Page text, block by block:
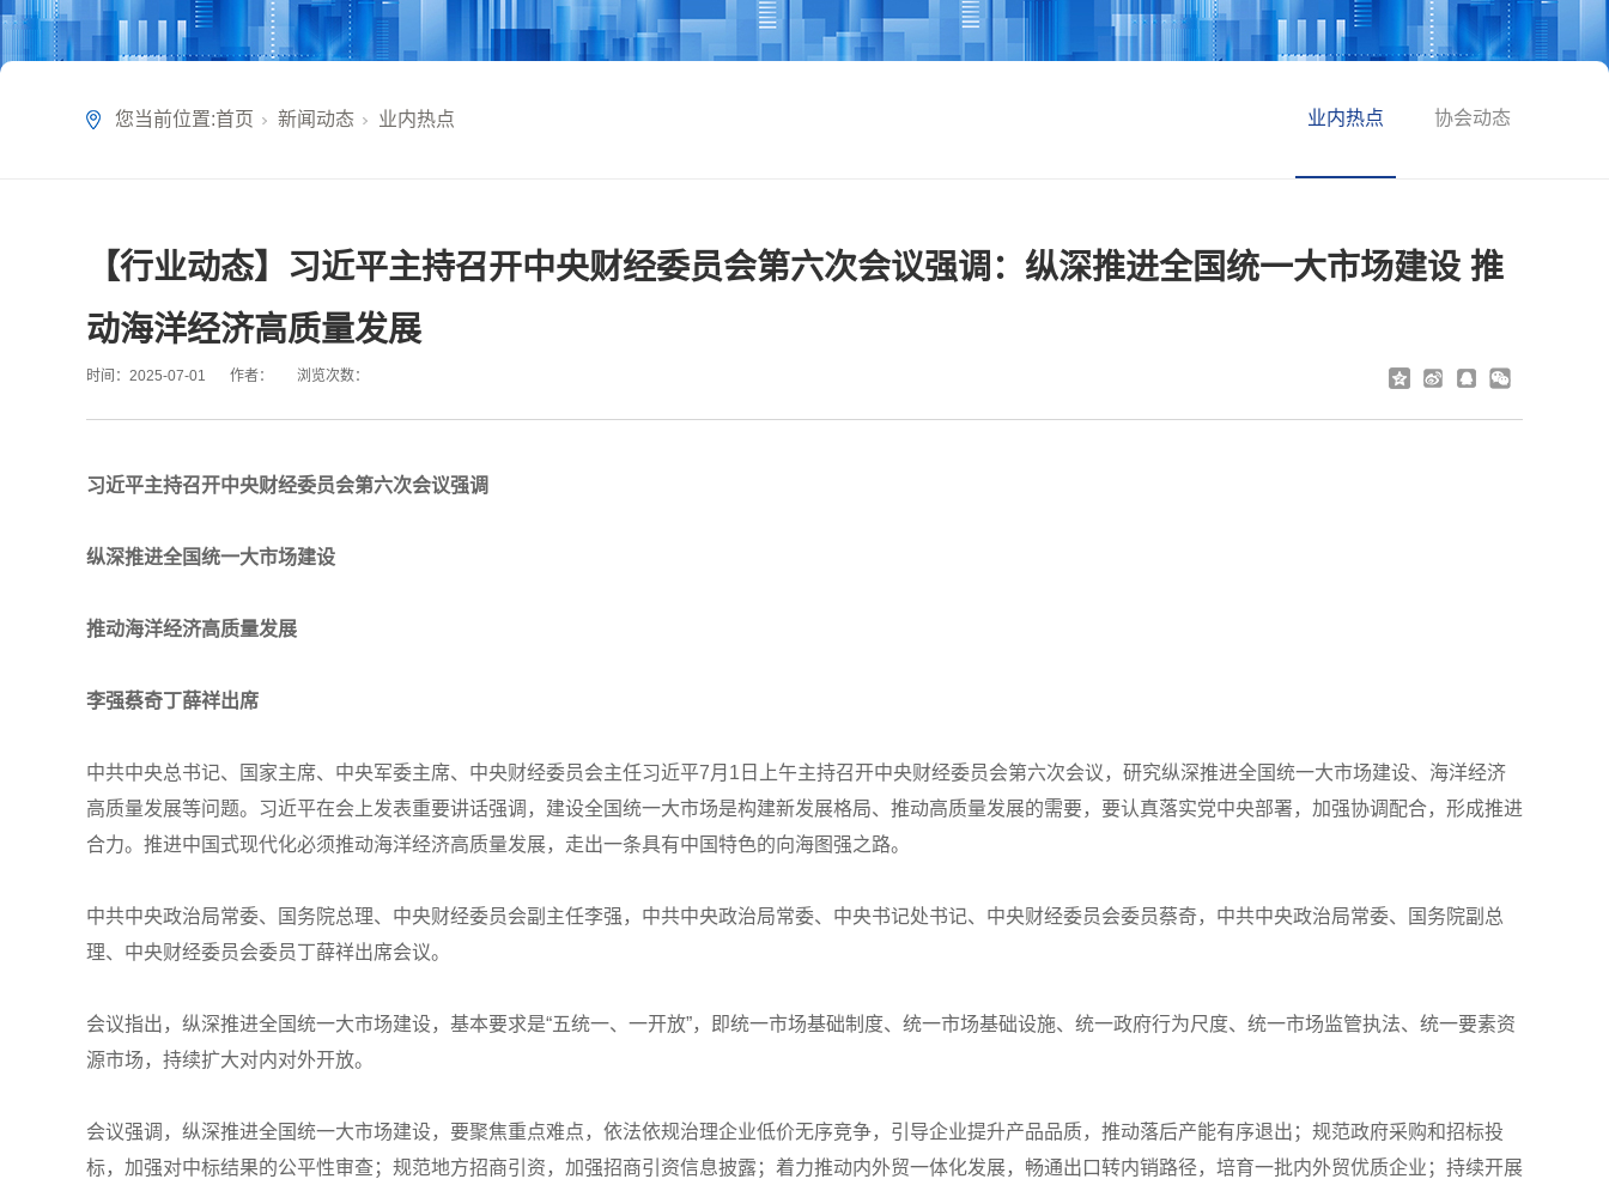
您当前位置:首页 新闻动态 业内热点 业内热点 协会动态
【行业动态】习近平主持召开中央财经委员会第六次会议强调：纵深推进全国统一大市场建设 推
动海洋经济高质量发展
时间： 2025-07-01 作者： 浏览次数：
习近平主持召开中央财经委员会第六次会议强调
纵深推进全国统一大市场建设
推动海洋经济高质量发展
李强蔡奇丁薛祥出席
中共中央总书记、国家主席、中央军委主席、中央财经委员会主任习近平7月1日上午主持召开中央财经委员会第六次会议，研究纵深推进全国统一大市场建设、海洋经济
高质量发展等问题。习近平在会上发表重要讲话强调，建设全国统一大市场是构建新发展格局、推动高质量发展的需要，要认真落实党中央部署，加强协调配合，形成推进
合力。推进中国式现代化必须推动海洋经济高质量发展，走出一条具有中国特色的向海图强之路。
中共中央政治局常委、国务院总理、中央财经委员会副主任李强，中共中央政治局常委、中央书记处书记、中央财经委员会委员蔡奇，中共中央政治局常委、国务院副总
理、中央财经委员会委员丁薛祥出席会议。
会议指出，纵深推进全国统一大市场建设，基本要求是“五统一、一开放”，即统一市场基础制度、统一市场基础设施、统一政府行为尺度、统一市场监管执法、统一要素资
源市场，持续扩大对内对外开放。
会议强调，纵深推进全国统一大市场建设，要聚焦重点难点，依法依规治理企业低价无序竞争，引导企业提升产品品质，推动落后产能有序退出；规范政府采购和招标投
标，加强对中标结果的公平性审查；规范地方招商引资，加强招商引资信息披露；着力推动内外贸一体化发展，畅通出口转内销路径，培育一批内外贸优质企业；持续开展